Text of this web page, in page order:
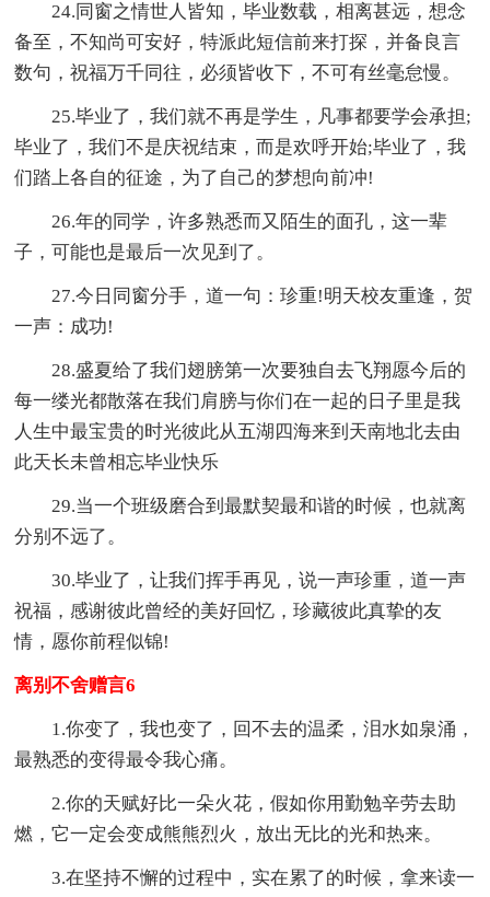
24.同窗之情世人皆知，毕业数载，相离甚远，想念
备至，不知尚可安好，特派此短信前来打探，并备良言
数句，祝福万千同往，必须皆收下，不可有丝毫怠慢。
25.毕业了，我们就不再是学生，凡事都要学会承担;
毕业了，我们不是庆祝结束，而是欢呼开始;毕业了，我
们踏上各自的征途，为了自己的梦想向前冲!
26.年的同学，许多熟悉而又陌生的面孔，这一辈
子，可能也是最后一次见到了。
27.今日同窗分手，道一句：珍重!明天校友重逢，贺
一声：成功!
28.盛夏给了我们翅膀第一次要独自去飞翔愿今后的
每一缕光都散落在我们肩膀与你们在一起的日子里是我
人生中最宝贵的时光彼此从五湖四海来到天南地北去由
此天长未曾相忘毕业快乐
29.当一个班级磨合到最默契最和谐的时候，也就离
分别不远了。
30.毕业了，让我们挥手再见，说一声珍重，道一声
祝福，感谢彼此曾经的美好回忆，珍藏彼此真挚的友
情，愿你前程似锦!
离别不舍赠言6
1.你变了，我也变了，回不去的温柔，泪水如泉涌，
最熟悉的变得最令我心痛。
2.你的天赋好比一朵火花，假如你用勤勉辛劳去助
燃，它一定会变成熊熊烈火，放出无比的光和热来。
3.在坚持不懈的过程中，实在累了的时候，拿来读一